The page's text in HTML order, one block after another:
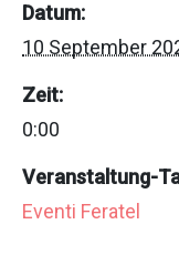
Datum:
10 September
Zeit:
0:00
Veranstaltung-
Eventi Feratel